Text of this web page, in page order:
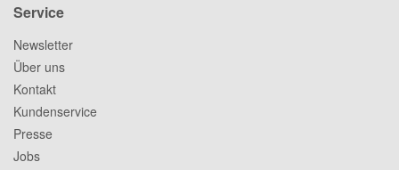
Service
Newsletter
Über uns
Kontakt
Kundenservice
Presse
Jobs